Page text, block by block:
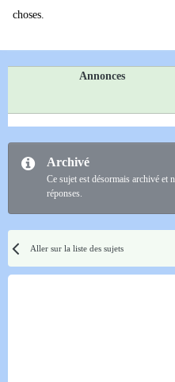
choses.
Annonces
Archivé
Ce sujet est désormais archivé et
réponses.
Aller sur la liste des sujets